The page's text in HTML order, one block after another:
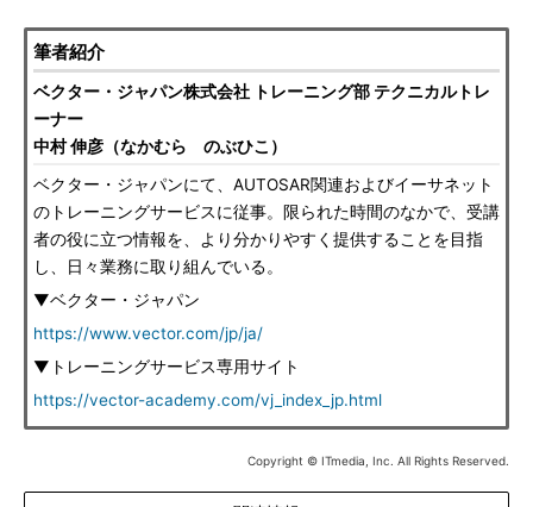
筆者紹介
ベクター・ジャパン株式会社 トレーニング部 テクニカルトレ
ーナー
中村 伸彦（なかむら のぶひこ）
ベクター・ジャパンにて、AUTOSAR関連およびイーサネット
のトレーニングサービスに従事。限られた時間のなかで、受講
者の役に立つ情報を、より分かりやすく提供することを目指
し、日々業務に取り組んでいる。
▼ベクター・ジャパン
https://www.vector.com/jp/ja/
▼トレーニングサービス専用サイト
https://vector-academy.com/vj_index_jp.html
Copyright © ITmedia, Inc. All Rights Reserved.